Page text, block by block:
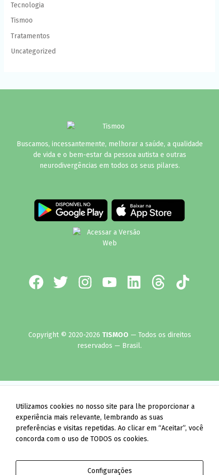
Tecnologia
Tismoo
Tratamentos
Uncategorized
Buscamos, incessantemente, melhorar a saúde, a qualidade
de vida e o bem-estar da pessoa autista e outras
neurodivergências em todos os seus pilares.
Copyright © 2020-2026 TISMOO — Todos os direitos
reservados — Brasil.
Utilizamos cookies no nosso site para lhe proporcionar a
experiência mais relevante, lembrando as suas
preferências e visitas repetidas. Ao clicar em “Aceitar”, você
concorda com o uso de TODOS os cookies.
Configurações